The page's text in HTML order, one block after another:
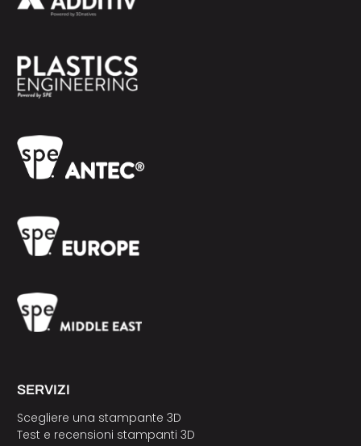
SERVIZI
Scegliere una stampante 3D
Test e recensioni stampanti 3D